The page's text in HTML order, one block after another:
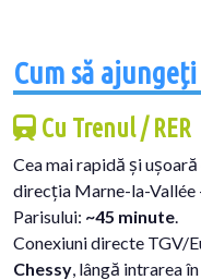
Cum să
Cu Trenul / RER
Cea mai rapidă și ușoară
direcția Marne-la-Vallée
Parisului: ~45 minute
Conexiuni directe TGV/
Chessy , lângă intrarea